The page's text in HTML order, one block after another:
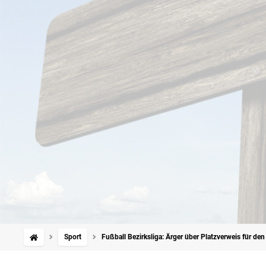
Sport Fußball Bezirksliga: Ärger über Platzverweis für